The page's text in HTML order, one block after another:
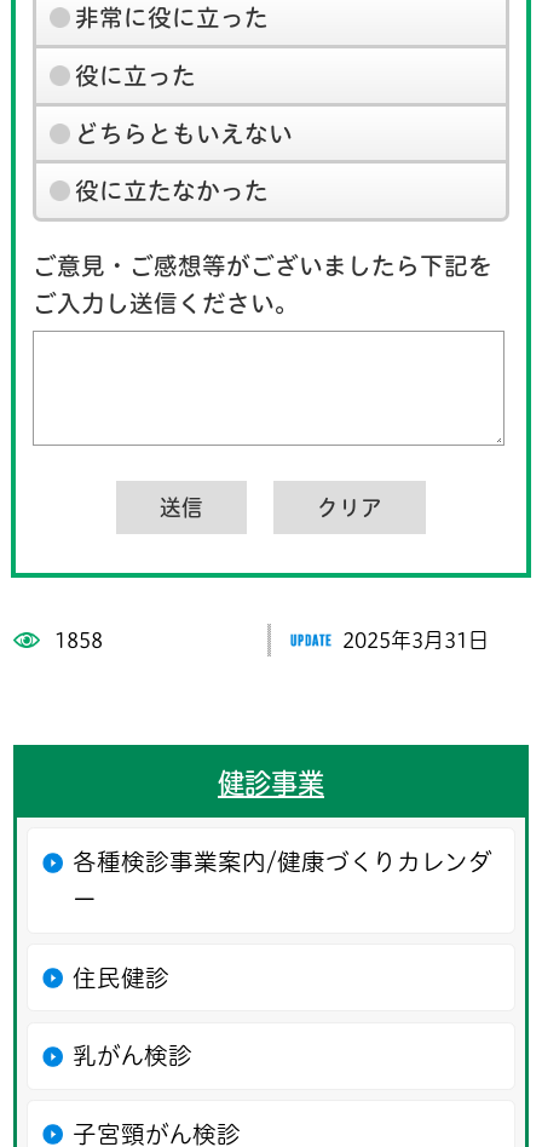
非常に役に立った
役に立った
どちらともいえない
役に立たなかった
ご意見・ご感想等がございましたら下記を
ご入力し送信ください。
1858 2025年3月31日
健診事業
各種検診事業案内/健康づくりカレンダ
ー
住民健診
乳がん検診
子宮頸がん検診